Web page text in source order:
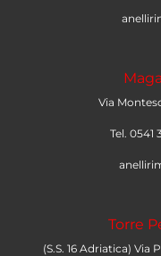
Via
Tel. 0541
Torre
(S.S. 16 Adriatica) Via